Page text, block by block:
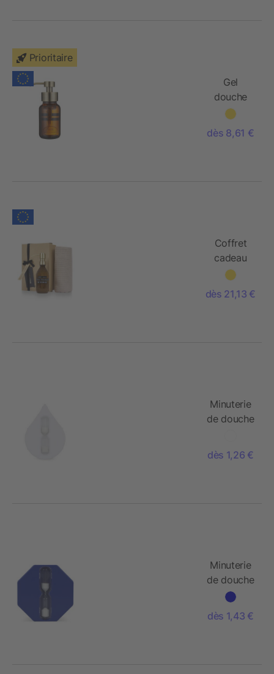
Prioritaire
Gel
douche
Wellmark
de 250 ml
dès 8,61 €
Coffret
cadeau
Wellmark
Home
dès 21,13 €
Minuterie
de douche
d'eau -
5min
dès 1,26 €
Minuterie
de douche
Hexagon -
dès 1,43 €